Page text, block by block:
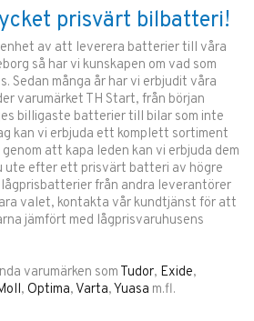
prisvärt bilbatteri!
av att leverera batterier till våra
så har vi kunskapen om vad som
Sedan många år har vi erbjudit våra
varumärket TH Start, från början
billigaste batterier till bilar som inte
kan vi erbjuda ett komplett sortiment
att kapa leden kan vi erbjuda dem
ute efter ett prisvärt batteri av högre
från andra leverantörer
valet, kontakta vår kundtjänst för att
jämfört med lågprisvaruhusens
varumärken som Tudor, Exide,
, Optima, Varta, Yuasa m.fl.